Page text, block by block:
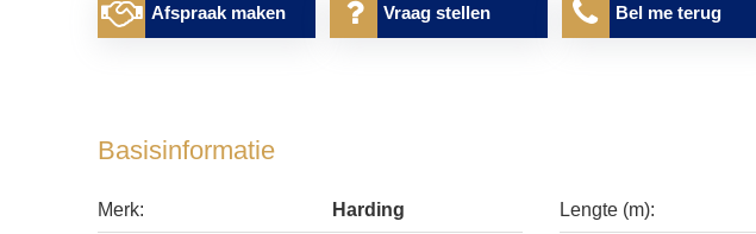
Afspraak maken Vraag stellen Bel me terug
Basisinformatie
Merk: Harding Lengte (m):